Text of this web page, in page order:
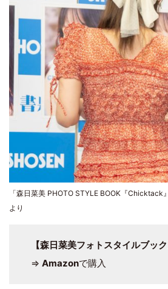
「森日菜美 PHOTO STYLE BOOK『Chicktack
より
【森日菜美フォトスタイルブック
⇒ Amazonで購入